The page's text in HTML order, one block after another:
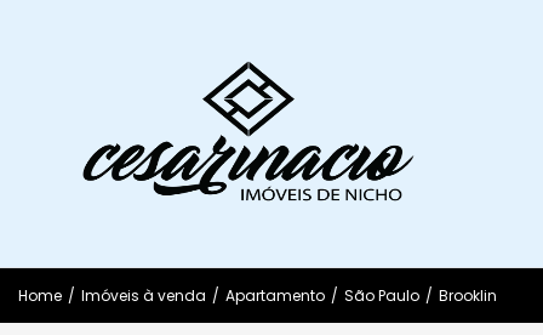
Home / Imóveis à venda / Apartamento / São Paulo / Brooklin